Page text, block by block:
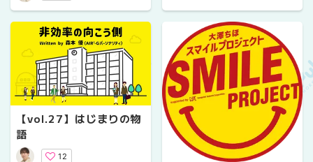
【vol.27】はじまりの物
語
12